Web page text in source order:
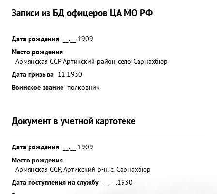
Записи из БД офицеров ЦА МО РФ
Дата рождения
__.__.1909
Место рождения
Армянская ССР Артикский район село Сарнахбюр
Дата призыва 11.1930
Воинское звание полковник
Документ в учетной картотеке
Дата рождения
__.__.1909
Место рождения
Армянская ССР, Артикский р-н, с. Сарнахбюр
Дата поступления на службу
__.__.1930